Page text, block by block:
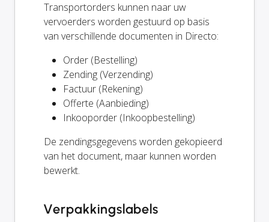
Transportorders kunnen naar uw
vervoerders worden gestuurd op basis
van verschillende documenten in Directo:
Order (Bestelling)
Zending (Verzending)
Factuur (Rekening)
Offerte (Aanbieding)
Inkooporder (Inkoopbestelling)
De zendingsgegevens worden gekopieerd
van het document, maar kunnen worden
bewerkt.
Verpakkingslabels